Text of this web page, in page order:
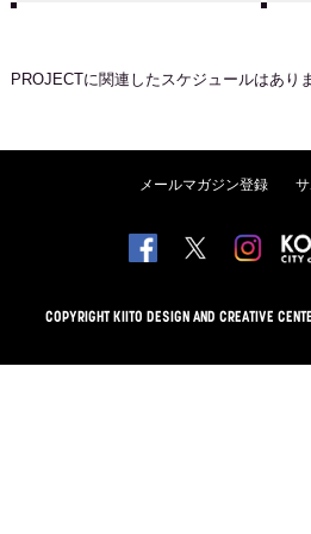
PROJECTに関連したスケジュールはあり
メールマガジン登録
COPYRIGHT KIITO DESIGN AND CREATIVE